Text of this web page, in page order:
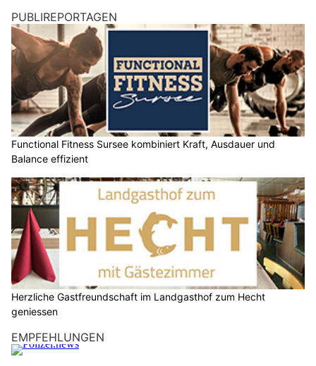
Muttenz BL: Entreissdiebstahl scheitert –
Seniorin (88) schlägt Marokkanerin in die Flucht
04.04.26 VON BELMEDIA REDAKTION
Am Freitagnachmittag, 03. April 2026, konnte die Polizei
Basel-Landschaft nach einem versuchten Entreissdiebstahl
an der Birsfelderstrasse in Muttenz eine tatverdächtige Frau
anhalten.
Verletzt wurde niemand.
Effiziente Sanierungen und Rückbauten durch Weiss Immobilien & Dienstleistungen
GmbH
MRS Elektro GmbH: Elektrotechnik für Neubau, Umbau und Renovation